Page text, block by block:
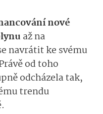
nové
až na
navrátit ke svému
od toho
odcházela tak,
trendu